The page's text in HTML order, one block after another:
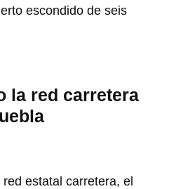
escondido de seis
la red carretera
estatal carretera, el